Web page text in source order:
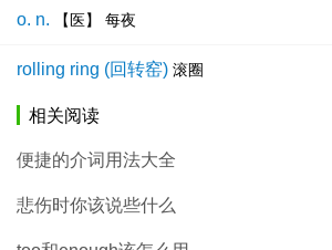
o. n. 【医】 每夜
rolling ring (回转窑) 滚圈
相关阅读
便捷的介词用法大全
悲伤时你该说些什么